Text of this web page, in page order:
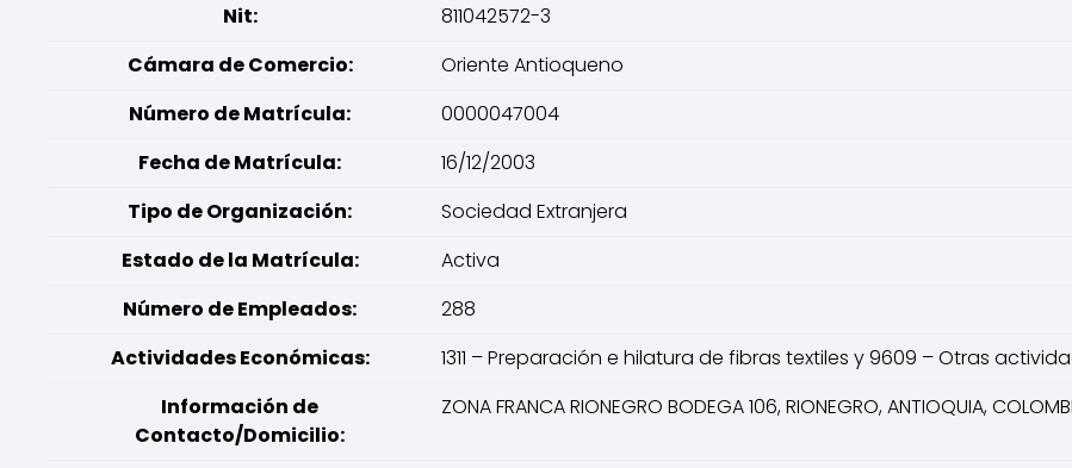
Nit:
811042572-3
Cámara de Comercio:
Oriente Antioqueno
Número de Matrícula:
0000047004
Fecha de Matrícula:
16/12/2003
Tipo de Organización:
Sociedad Extranjera
Estado de la Matrícula:
Activa
Número de Empleados:
288
Actividades Económicas:
1311 – Preparación e hilatura de fibras textiles y 9609 – Otras
Información de
Contacto/Domicilio:
ZONA FRANCA RIONEGRO BODEGA 106, RIONEGRO, ANTIOQUIA,